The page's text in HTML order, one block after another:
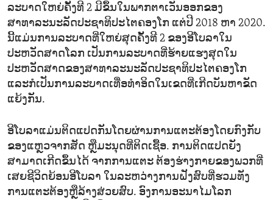
ລະບາດໃຫຍ່ຄັ້ງທີ 2 ມີຂຶ້ນໃນພາກຕາເວັນອອກຂອງ
ສາທາລະນະລັດປະຊາທິປະໄຕຄອງໂກ ແຕ່ປີ 2018​ ຫາ 2020.
ນີ້ແມ່ນການລະບາດທີ່ໃຫຍ່ສຸດຄັ້ງທີ 2 ຂອງອີໂບລາໃນ
ປະຫວັດສາດໂລກ ເປັນການລະບາດທີ່ຮ້າຍແຮງສຸດໃນ
ປະຫວັດສາດຂອງສາທາລະນະລັດປະຊາທິປະໄຕຄອງໂກ
ແລະກໍເປັນການລະບາດເທື່ອທຳອິດໃນເຂດທີ່ເກີດບັນຫາຂັດ
ແຍ້ງກັນ.
ອີໂບລາແມ່ນຕິດແປດກັນໂດຍຜ່ານການແຕະຕ້ອງໂດຍກົງກັບ
ຂອງແຫຼວຈາກສັດ ຫຼືມະນຸດທີ່ຕິດເຊື້ອ. ການຕິດແປດຍັງ
ສາມາດເກີດຂຶ້ນໄດ້ ຈາກການແຕະ ຕ້ອງຮ່າງກາຍຂອງພວກທີ່
ເສຍຊີວິດຍ້ອນອີໂບລາ ໃນລະຫວ່າງການຝັງສົບທີ່ຮວມທັງ
ການແຕະຕ້ອງຫຼືລ້າງສ່ວຍສົບ. ອົງການອະນາໄມໂລກ